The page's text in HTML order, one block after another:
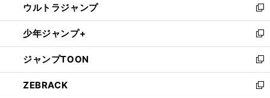
く
で
開
く
ド
ウ
で
開
く
ィ
ン
ド
ウ
で
開
く
い
ウ
ィ
ン
ド
ウ
で
ウルトラジャンプ
新
し
い
ウ
ィ
ン
ド
少年ジャンプ+
新
し
い
ウ
ィ
ジャンプTOON
新
し
い
ZEBRACK
新